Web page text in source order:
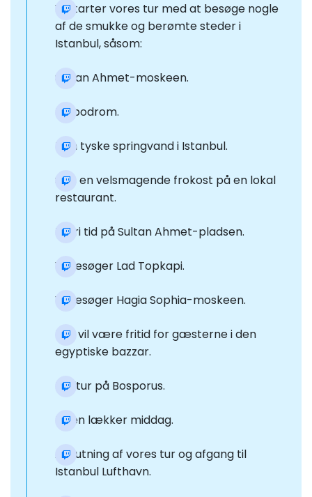
Vi starter vores tur med at besøge nogle
af de smukke og berømte steder i
Istanbul, såsom:
Sultan Ahmet-moskeen.
Hippodrom.
Den tyske springvand i Istanbul.
Spis en velsmagende frokost på en lokal
restaurant.
Til fri tid på Sultan Ahmet-pladsen.
Vi besøger Lad Topkapi.
Vi besøger Hagia Sophia-moskeen.
Der vil være fritid for gæsterne i den
egyptiske bazzar.
Bådtur på Bosporus.
Få en lækker middag.
Afslutning af vores tur og afgang til
Istanbul Lufthavn.